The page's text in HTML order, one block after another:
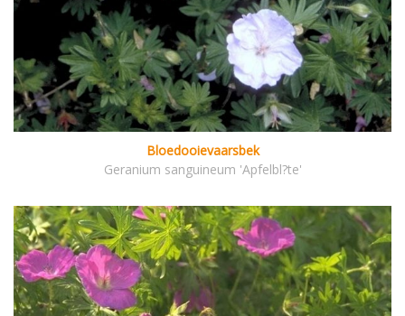
Bloedooievaarsbek
Geranium sanguineum 'Apfelbl?te'